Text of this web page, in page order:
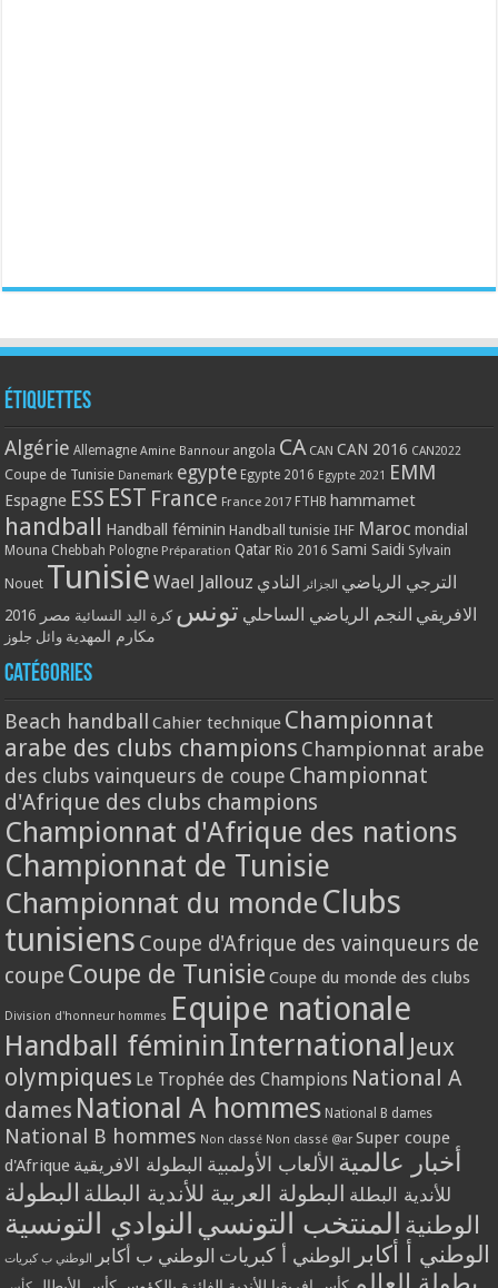
Étiquettes
Algérie Allemagne Amine Bannour angola CA CAN CAN 2016 CAN2022
Coupe de Tunisie Danemark egypte Egypte 2016 Egypte 2021 EMM
Espagne ESS EST France France 2017 FTHB hammamet
handball Handball féminin Handball tunisie IHF Maroc mondial
Mouna Chebbah Pologne Préparation Qatar Rio 2016 Sami Saidi Sylvain
Nouet Tunisie Wael Jallouz الترجي الرياضي الجزائر النادي
الافريقي النجم الرياضي الساحلي تونس كرة اليد النسائية مصر 2016
مكارم المهدية وائل جلوز
Catégories
Beach handball Cahier technique Championnat
arabe des clubs champions Championnat arabe
des clubs vainqueurs de coupe Championnat
d'Afrique des clubs champions
Championnat d'Afrique des nations
Championnat de Tunisie
Championnat du monde Clubs
tunisiens Coupe d'Afrique des vainqueurs de
coupe Coupe de Tunisie Coupe du monde des clubs
Division d'honneur hommes Equipe nationale
Handball féminin International Jeux
olympiques Le Trophée des Champions National A
dames National A hommes National B dames
National B hommes Non classé Non classé @ar Super coupe
d'Afrique
أخبار عالمية الألعاب الأولمبية البطولة الافريقية
للأندية البطلة البطولة العربية للأندية البطلة البطولة
الوطنية المنتخب التونسي النوادي التونسية
الوطني أ أكابر الوطني أ كبريات الوطني ب أكابر الوطني ب كبريات